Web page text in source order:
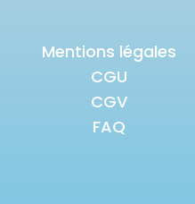
Mentions légales
CGU
CGV
FAQ